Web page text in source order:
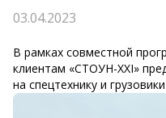
03.04.2023
В рамках совместной
клиентам «СТОУН-XXI»
на спецтехнику и